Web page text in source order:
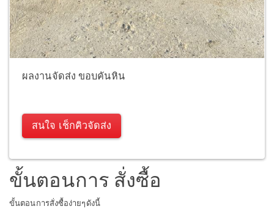
ผลงานจัดส่ง ขอบคันหิน
สนใจ เช็กคิวจัดส่ง
ขั้นตอนการ สั่งซื้อ
ขั้นตอนการสั่งซื้อง่ายๆดังนี้